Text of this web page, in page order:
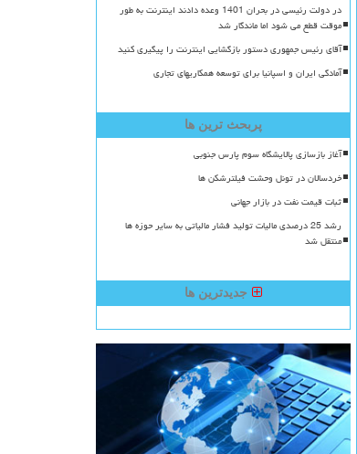
در دولت رئیسی در بحران 1401 وعده دادند اینترنت به طور
موقت قطع می شود اما ماندگار شد
آقای رئیس جمهوری دستور بازگشایی اینترنت را پیگیری کنید
آمادگی ایران و اسپانیا برای توسعه همکاریهای تجاری
پربحث ترین ها
آغاز بازسازی پالایشگاه سوم پارس جنوبی
خردسالان در تونل وحشت فیلترشکن ها
ثبات قیمت نفت در بازار جهانی
رشد 25 درصدی مالیات تولید فشار مالیاتی به سایر حوزه ها
منتقل شد
جدیدترین ها